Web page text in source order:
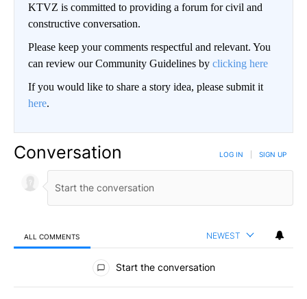
KTVZ is committed to providing a forum for civil and
constructive conversation.
Please keep your comments respectful and relevant. You
can review our Community Guidelines by clicking here
If you would like to share a story idea, please submit it
here.
Conversation LOG IN SIGN UP
ALL COMMENTS NEWEST
All Comments
Start the conversation